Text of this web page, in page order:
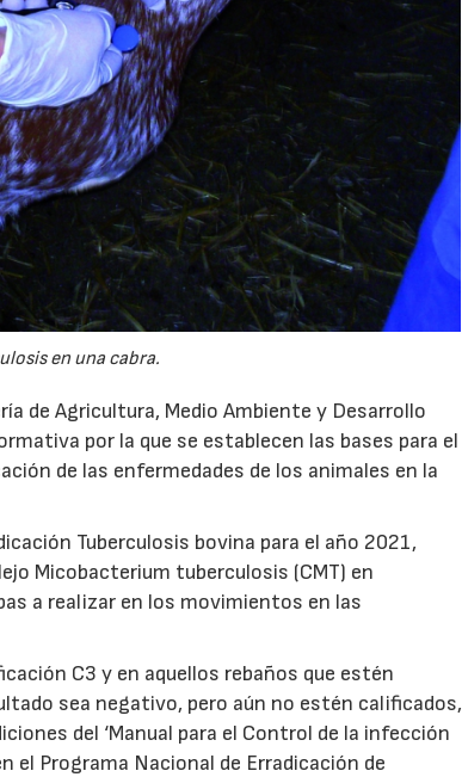
en una cabra.
de Agricultura, Medio Ambiente y Desarrollo
por la que se establecen las bases para el
de las enfermedades de los animales en la
Tuberculosis bovina para el año 2021,
Micobacterium tuberculosis (CMT) en
a realizar en los movimientos en las
C3 y en aquellos rebaños que estén
sea negativo, pero aún no estén calificados,
del ‘Manual para el Control de la infección
el Programa Nacional de Erradicación de
22/07/2026 29/07/2026